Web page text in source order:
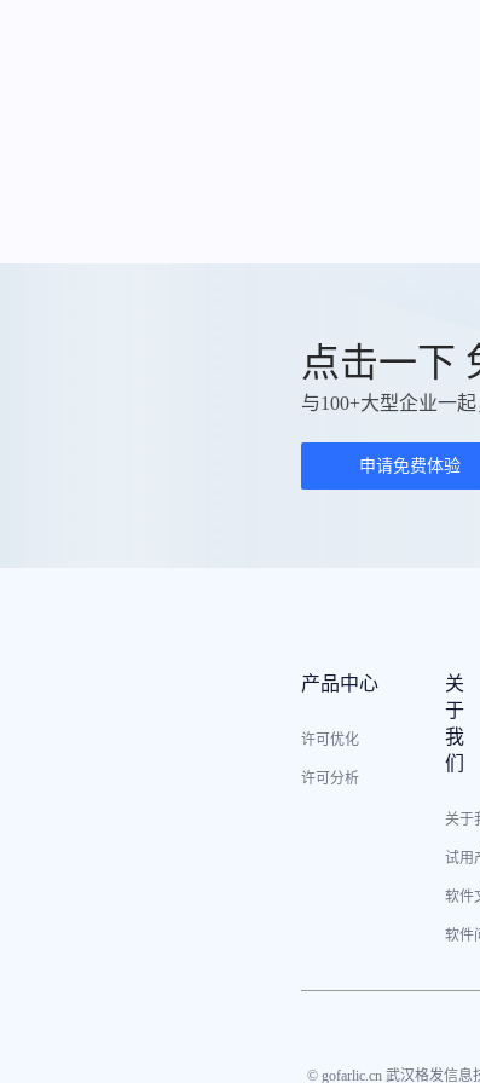
点击一下
与100+大型企业一
申请免费体验
产品中心
许可优化
许可分析
关
于
我
们
关于
试用
软件
软件
© gofarlic.cn 武汉格发信息